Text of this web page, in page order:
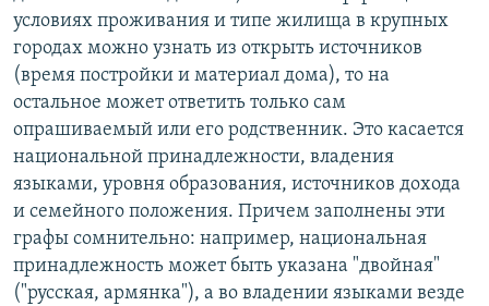
условиях проживания и типе жилища в крупных
городах можно узнать из открыть источников
(время постройки и материал дома), то на
остальное может ответить только сам
опрашиваемый или его родственник. Это касается
национальной принадлежности, владения
языками, уровня образования, источников дохода
и семейного положения. Причем заполнены эти
графы сомнительно: например, национальная
принадлежность может быть указана "двойная"
("русская, армянка"), а во владении языками везде